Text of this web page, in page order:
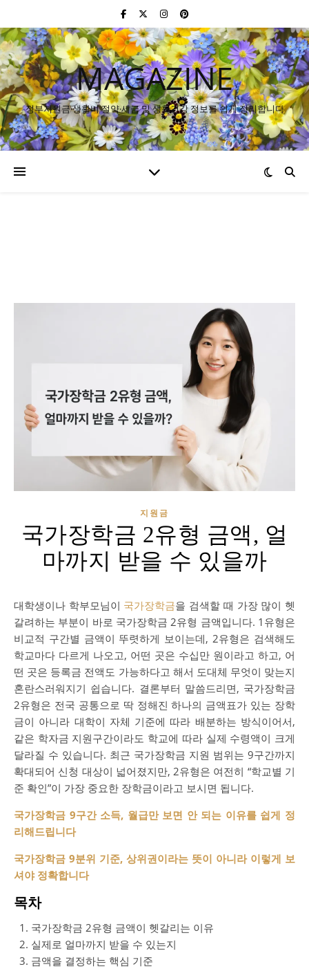
MAGAZINE
정부지원금·생활비 절약·세금 및 생활건강 정보를 쉽게 정리합니다
지원금
국가장학금 2유형 금액, 얼
마까지 받을 수 있을까
대학생이나 학부모님이 국가장학금을 검색할 때 가장 많이 헷
갈려하는 부분이 바로 국가장학금 2유형 금액입니다. 1유형은
비교적 구간별 금액이 뚜렷하게 보이는데, 2유형은 검색해도
학교마다 다르게 나오고, 어떤 곳은 수십만 원이라고 하고, 어
떤 곳은 등록금 전액도 가능하다고 해서 도대체 무엇이 맞는지
혼란스러워지기 쉽습니다. 결론부터 말씀드리면, 국가장학금
2유형은 전국 공통으로 딱 정해진 하나의 금액표가 있는 장학
금이 아니라 대학이 자체 기준에 따라 배분하는 방식이어서,
같은 학자금 지원구간이라도 학교에 따라 실제 수령액이 크게
달라질 수 있습니다. 최근 국가장학금 지원 범위는 9구간까지
확대되어 신청 대상이 넓어졌지만, 2유형은 여전히 “학교별 기
준 확인”이 가장 중요한 장학금이라고 보시면 됩니다.
국가장학금 9구간 소득, 월급만 보면 안 되는 이유를 쉽게 정
리해드립니다
국가장학금 9분위 기준, 상위권이라는 뜻이 아니라 이렇게 보
셔야 정확합니다
목차
국가장학금 2유형 금액이 헷갈리는 이유
실제로 얼마까지 받을 수 있는지
금액을 결정하는 핵심 기준